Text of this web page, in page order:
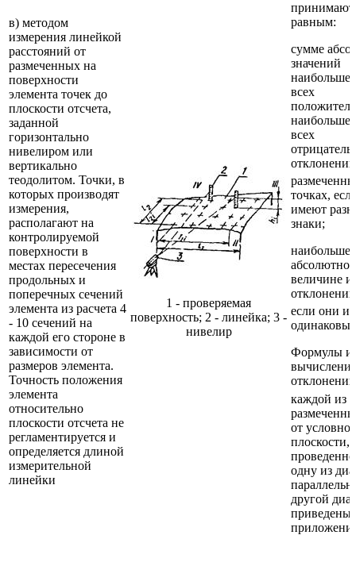
в) методом
измерения линейкой
расстояний от
размеченных на
поверхности
элемента точек до
плоскости отсчета,
заданной
горизонтально
нивелиром или
вертикально
теодолитом. Точки, в
которых производят
измерения,
располагают на
контролируемой
поверхности в
местах пересечения
продольных и
поперечных сечений
элемента из расчета 4
- 10 сечений на
каждой его стороне в
зависимости от
размеров элемента.
Точность положения
элемента
относительно
плоскости отсчета не
регламентируется и
определяется длиной
измерительной
линейки
1 - проверяемая
поверхность; 2 - линейка; 3 -
нивелир
принимают
равным:
сумме
значений
всех
всех
точках,
имеют
знаки;
абсолютной
величине
если они
Формулы и
вычисления
каждой из
от
плоскости,
одну из
другой
приведены